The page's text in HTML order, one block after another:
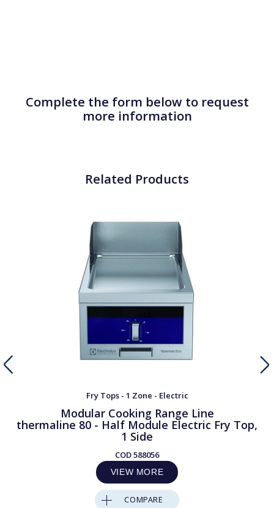
Complete the form below to request
more information
Related Products
Fry Tops - 1 Zone - Electric
Modular Cooking Range Line
thermaline 80 - Half Module Electric Fry Top,
1 Side
COD588056
VIEW MORE
COMPARE